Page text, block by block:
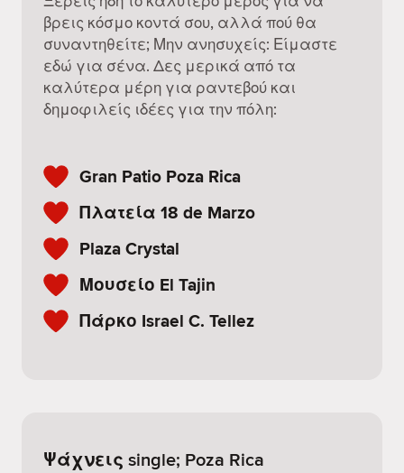
βρεις κόσμο κοντά σου, αλλά πού θα
συναντηθείτε; Μην ανησυχείς: Είμαστε
εδώ για σένα. Δες μερικά από τα
καλύτερα μέρη για ραντεβού και
δημοφιλείς ιδέες για την πόλη:
Gran Patio Poza Rica
Πλατεία 18 de Marzo
Plaza Crystal
Μουσείο El Tajin
Πάρκο Israel C. Tellez
Ψάχνεις single; Poza Rica